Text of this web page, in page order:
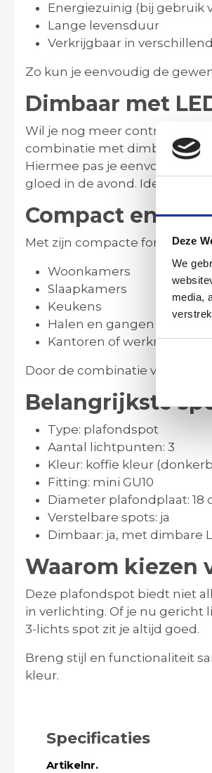
Deze
We
media,
Energiezuinig (bij gebruik
Lange levensduur
Verkrijgbaar in
Zo kun je eenvoudig de
Dimbaar met
Wil je nog meer controle over
combinatie met dimbare mini
Hiermee pas je eenvoudig de
gloed in de avond. Ideaal
Compact en
Met zijn compacte formaat
Woonkamers
Slaapkamers
Keukens
Halen en gangen
Kantoren of werkruimtes
Door de combinatie van
Belangrijkste
Type: plafondspot
Aantal lichtpunten: 3
Kleur: koffie kleur
Fitting: mini GU10
Diameter plafondplaat: 18
Verstelbare spots: ja
Dimbaar: ja, met dimbare
Waarom kiezen
Deze plafondspot biedt niet
in verlichting. Of je nu gericht
3-lichts spot zit je altijd goed.
Breng stijl en functionaliteit
kleur.
Specificaties
Artikelnr.